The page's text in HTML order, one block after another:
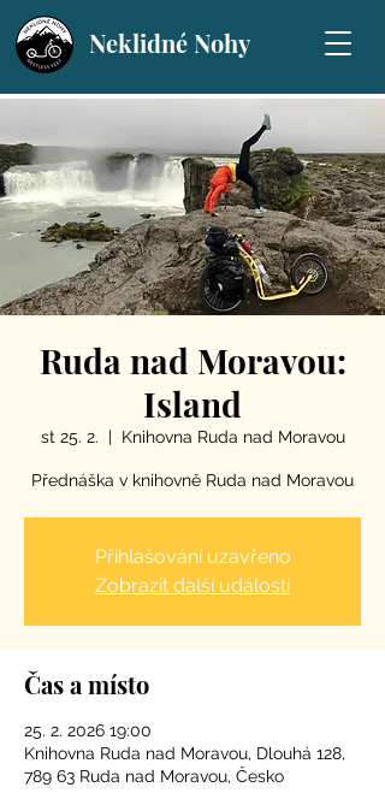
Neklidné Nohy
Ruda nad Moravou:
Island
st 25. 2.
  |
Knihovna Ruda nad Moravou
Přednáška v knihovně Ruda nad Moravou
Přihlašování uzavřeno
Zobrazit další události
Čas a místo
25. 2. 2026 19:00
Knihovna Ruda nad Moravou, Dlouhá 128,
789 63 Ruda nad Moravou, Česko